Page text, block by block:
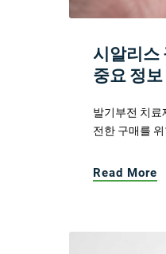
시알리스
중요 정보
발기부전 치료
전한 구매를
Read More